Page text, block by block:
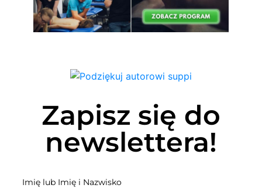
Zapisz się do
newslettera!
Imię lub Imię i Nazwisko